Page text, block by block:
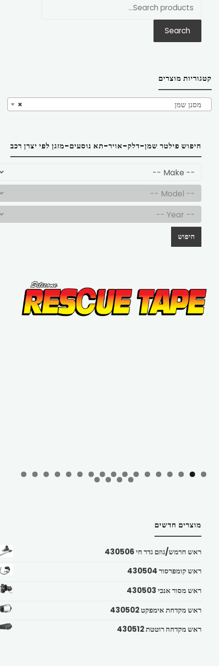
Search
קטגוריות מוצרים
× מסנן שמן
חיפוש פילטר שמן-דלק-אויר-תא נוסעים-מזגן לפי יצרן רכב
חיפוש
מוצרים חדשים
ראש חרמש/גוזם גדר חי 430506
ראש קומפרסור 430504
ראש מסור אנכי 430503
ראש מקדחת אימפקט 430502
ראש מקדחה רוטטת 430512